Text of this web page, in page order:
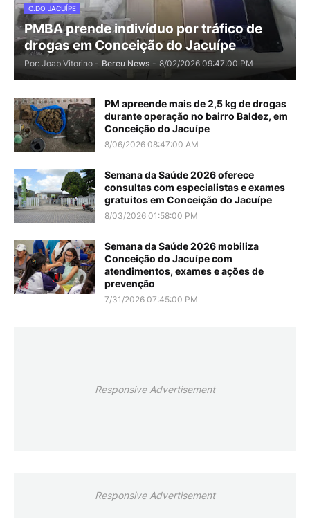
C.DO JACUÍPE
PMBA prende indivíduo por tráfico de
drogas em Conceição do Jacuípe
Por: Joab Vitorino - Bereu News - 8/02/2026 09:47:00 PM
PM apreende mais de 2,5 kg de drogas
durante operação no bairro Baldez, em
Conceição do Jacuípe
8/06/2026 08:47:00 AM
Semana da Saúde 2026 oferece
consultas com especialistas e exames
gratuitos em Conceição do Jacuípe
8/03/2026 01:58:00 PM
Semana da Saúde 2026 mobiliza
Conceição do Jacuípe com
atendimentos, exames e ações de
prevenção
7/31/2026 07:45:00 PM
Responsive Advertisement
Responsive Advertisement